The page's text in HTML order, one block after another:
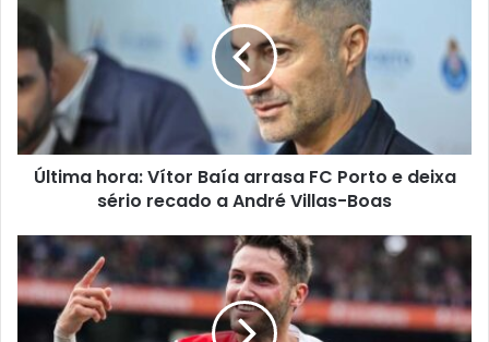
Última hora: Vítor Baía arrasa FC Porto e deixa
sério recado a André Villas-Boas